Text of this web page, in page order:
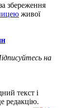
збереження
живої
на
текст і
редакцію.